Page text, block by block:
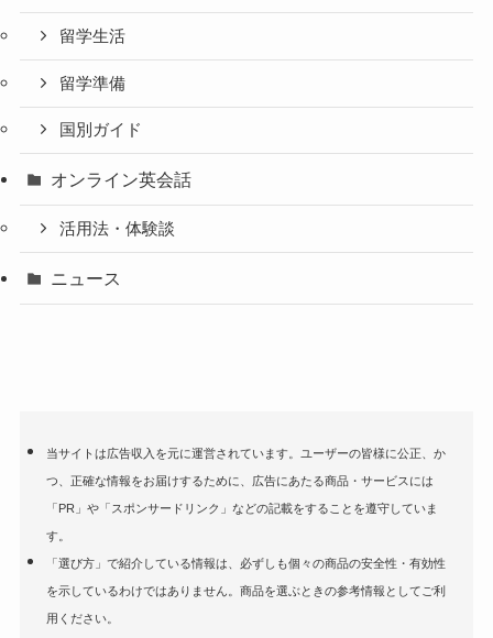
留学生活
留学準備
国別ガイド
オンライン英会話
活用法・体験談
ニュース
当サイトは広告収入を元に運営されています。ユーザーの皆様に公正、か
つ、正確な情報をお届けするために、広告にあたる商品・サービスには
「PR」や「スポンサードリンク」などの記載をすることを遵守していま
す。
「選び方」で紹介している情報は、必ずしも個々の商品の安全性・有効性
を示しているわけではありません。商品を選ぶときの参考情報としてご利
用ください。